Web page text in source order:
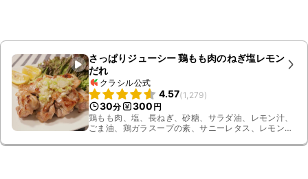
さっぱりジューシー 鶏もも肉のねぎ塩レモン
だれ
クラシル公式
4.57(1,279)
30分 300 円
鶏もも肉、塩、長ねぎ、砂糖、サラダ油、レモン汁、
ごま油、鶏ガラスープの素、サニーレタス、レモン、